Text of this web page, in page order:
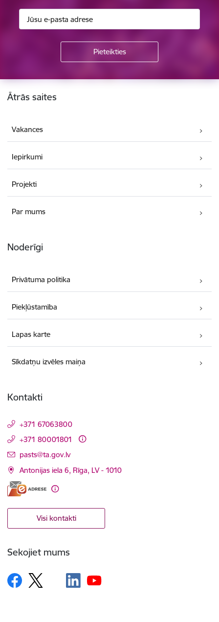
Kājene
Ātrās saites
Vakances
Iepirkumi
Projekti
Par mums
Noderīgi
Privātuma politika
Piekļūstamība
Lapas karte
Sīkdatņu izvēles maiņa
Kontakti
+371 67063800
+371 80001801
E-pasts:
pasts@ta.gov.lv
Antonijas iela 6, Rīga, LV - 1010
Visi kontakti
Sekojiet mums